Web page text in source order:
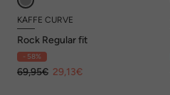
KAFFE CURVE
Rock Regular fit
- 58%
69,95€ 29,13€